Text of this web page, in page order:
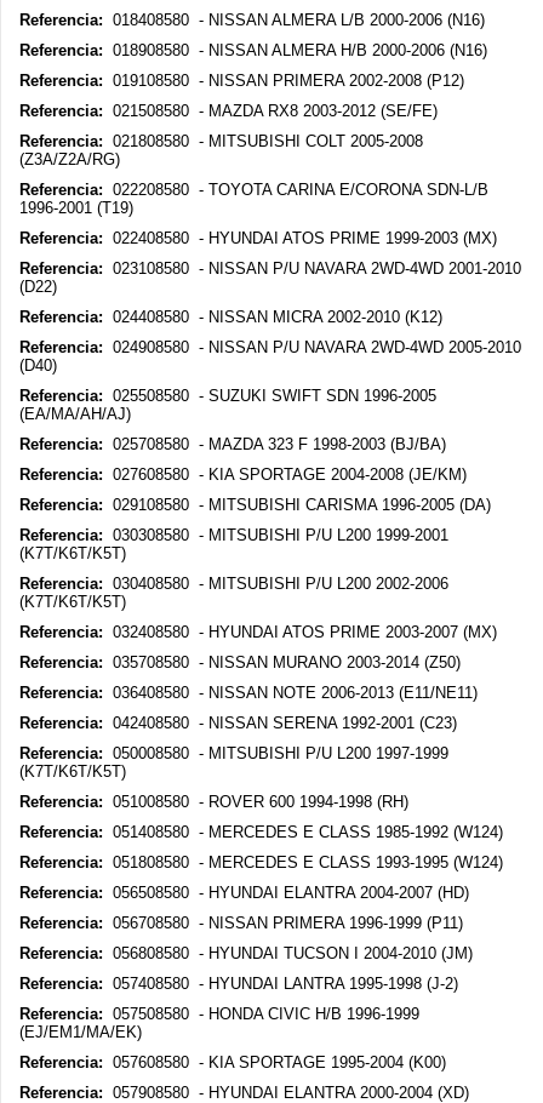
Referencia: 018408580 - NISSAN ALMERA L/B 2000-2006 (N16)
Referencia: 018908580 - NISSAN ALMERA H/B 2000-2006 (N16)
Referencia: 019108580 - NISSAN PRIMERA 2002-2008 (P12)
Referencia: 021508580 - MAZDA RX8 2003-2012 (SE/FE)
Referencia: 021808580 - MITSUBISHI COLT 2005-2008
(Z3A/Z2A/RG)
Referencia: 022208580 - TOYOTA CARINA E/CORONA SDN-L/B
1996-2001 (T19)
Referencia: 022408580 - HYUNDAI ATOS PRIME 1999-2003 (MX)
Referencia: 023108580 - NISSAN P/U NAVARA 2WD-4WD 2001-2010
(D22)
Referencia: 024408580 - NISSAN MICRA 2002-2010 (K12)
Referencia: 024908580 - NISSAN P/U NAVARA 2WD-4WD 2005-2010
(D40)
Referencia: 025508580 - SUZUKI SWIFT SDN 1996-2005
(EA/MA/AH/AJ)
Referencia: 025708580 - MAZDA 323 F 1998-2003 (BJ/BA)
Referencia: 027608580 - KIA SPORTAGE 2004-2008 (JE/KM)
Referencia: 029108580 - MITSUBISHI CARISMA 1996-2005 (DA)
Referencia: 030308580 - MITSUBISHI P/U L200 1999-2001
(K7T/K6T/K5T)
Referencia: 030408580 - MITSUBISHI P/U L200 2002-2006
(K7T/K6T/K5T)
Referencia: 032408580 - HYUNDAI ATOS PRIME 2003-2007 (MX)
Referencia: 035708580 - NISSAN MURANO 2003-2014 (Z50)
Referencia: 036408580 - NISSAN NOTE 2006-2013 (E11/NE11)
Referencia: 042408580 - NISSAN SERENA 1992-2001 (C23)
Referencia: 050008580 - MITSUBISHI P/U L200 1997-1999
(K7T/K6T/K5T)
Referencia: 051008580 - ROVER 600 1994-1998 (RH)
Referencia: 051408580 - MERCEDES E CLASS 1985-1992 (W124)
Referencia: 051808580 - MERCEDES E CLASS 1993-1995 (W124)
Referencia: 056508580 - HYUNDAI ELANTRA 2004-2007 (HD)
Referencia: 056708580 - NISSAN PRIMERA 1996-1999 (P11)
Referencia: 056808580 - HYUNDAI TUCSON I 2004-2010 (JM)
Referencia: 057408580 - HYUNDAI LANTRA 1995-1998 (J-2)
Referencia: 057508580 - HONDA CIVIC H/B 1996-1999
(EJ/EM1/MA/EK)
Referencia: 057608580 - KIA SPORTAGE 1995-2004 (K00)
Referencia: 057908580 - HYUNDAI ELANTRA 2000-2004 (XD)